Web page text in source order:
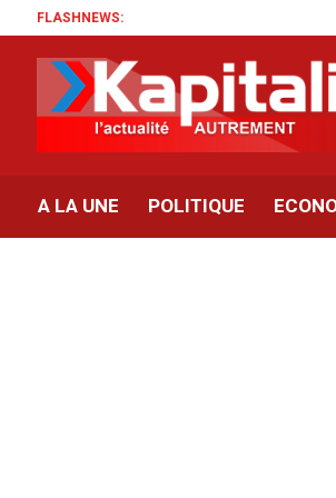
FLASHNEWS:
A LA UNE POLITIQUE